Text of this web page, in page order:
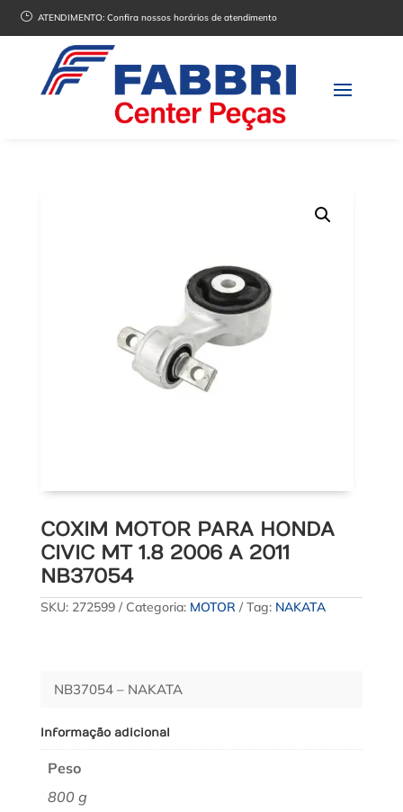
} ATENDIMENTO:Confira nossos horários de atendimento
COXIM MOTOR PARA HONDA
CIVIC MT 1.8 2006 A 2011
NB37054
SKU: 272599 Categoria: MOTOR Tag: NAKATA
NB37054 – NAKATA
Informação adicional
Peso
800 g